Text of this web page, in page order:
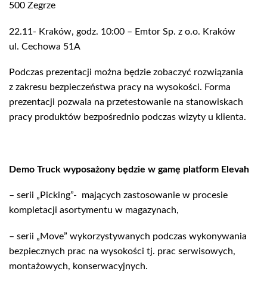
500 Zegrze
22.11- Kraków, godz. 10:00 – Emtor Sp. z o.o. Kraków
ul. Cechowa 51A
Podczas prezentacji można będzie zobaczyć rozwiązania
z zakresu bezpieczeństwa pracy na wysokości. Forma
prezentacji pozwala na przetestowanie na stanowiskach
pracy produktów bezpośrednio podczas wizyty u klienta.
Demo Truck wyposażony będzie w gamę platform Elevah
– serii „Picking”- mających zastosowanie w procesie
kompletacji asortymentu w magazynach,
– serii „Move” wykorzystywanych podczas wykonywania
bezpiecznych prac na wysokości tj. prac serwisowych,
montażowych, konserwacyjnych.